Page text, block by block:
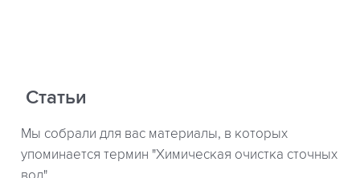
Статьи
Мы собрали для вас материалы, в которых
упоминается термин "Химическая очистка сточных